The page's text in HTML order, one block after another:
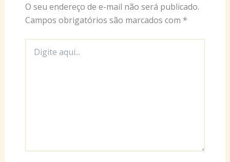
O seu endereço de e-mail não será publicado.
Campos obrigatórios são marcados com *
aqui...